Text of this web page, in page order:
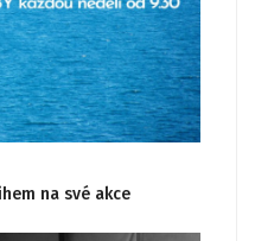
na své akce